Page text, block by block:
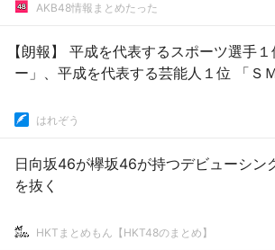
AKB48情報まとめたった
【朗報】 平成を代表するスポーツ選手
ー」、平成を代表する芸能人１位 「Ｓ
はれぞう
日向坂46が欅坂46が持つデビューシン
を抜く
HKTまとめもん【HKT48のまとめ】